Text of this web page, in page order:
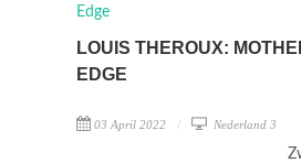
LOUIS THEROUX:
EDGE
03 April 2022 Nederland 3